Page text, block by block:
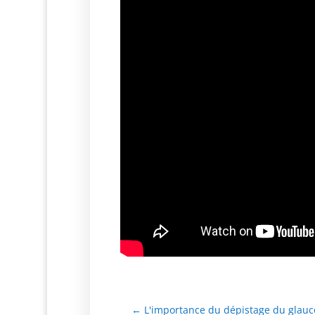
← L'importance du dépistage du